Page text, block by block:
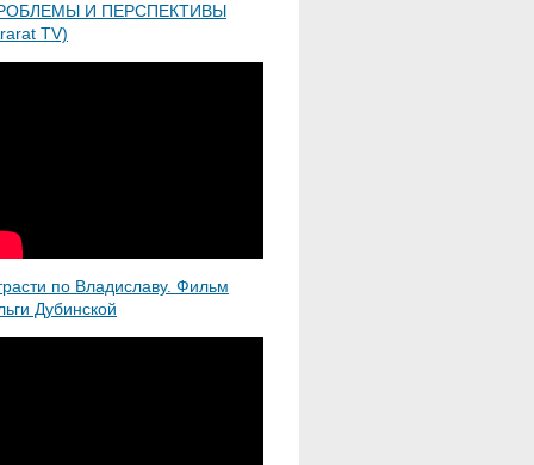
И ПЕРСПЕКТИВЫ
TV)
по Владиславу. Фильм
Дубинской